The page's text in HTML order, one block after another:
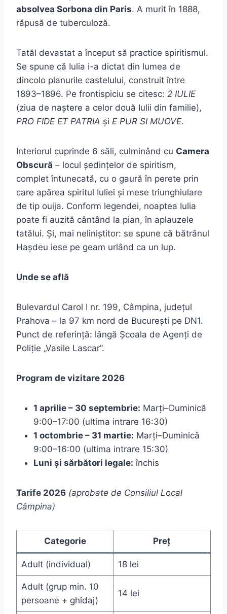
absolvea Sorbona din Paris. A murit în 1888,
răpusă de tuberculoză.
Tatăl devastat a început să practice spiritismul.
Se spune că Iulia i-a dictat din lumea de
dincolo planurile castelului, construit între
1893–1896. Pe frontispiciu se citesc: 2 IULIE
(ziua de naștere a celor două Iulii din familie),
PRO FIDE ET PATRIA și E PUR SI MUOVE.
Interiorul cuprinde 6 săli, culminând cu Camera
Obscură – locul ședințelor de spiritism,
complet întunecată, cu o gaură în perete prin
care apărea spiritul Iuliei și mese triunghiulare
de tip ouija. Conform legendei, noaptea Iulia
poate fi auzită cântând la pian, în aplauzele
tatălui. Și, mai neliniștitor: se spune că bătrânul
Hașdeu iese pe geam urlând ca un lup.
Unde se află
Bulevardul Carol I nr. 199, Câmpina, județul
Prahova – la 97 km nord de București pe DN1.
Punct de referință: lângă Școala de Agenți de
Poliție „Vasile Lascar”.
Program de vizitare 2026
1 aprilie – 30 septembrie: Marți–Duminică
9:00–17:00 (ultima intrare 16:30)
1 octombrie – 31 martie: Marți–Duminică
9:00–16:00 (ultima intrare 15:30)
Luni și sărbători legale: închis
Tarife 2026 (aprobate de Consiliul Local
Câmpina)
Categorie Preț
Adult (individual) 18 lei
Adult (grup min. 10
persoane + ghidaj)
14 lei